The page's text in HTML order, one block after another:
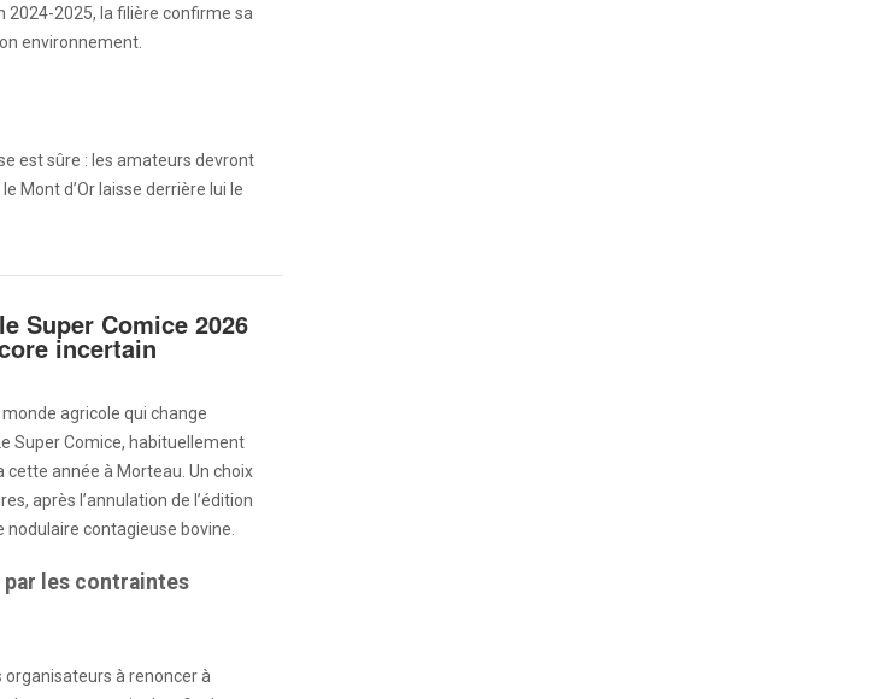
2024-2025, la filière confirme sa
environnement.
est sûre : les amateurs devront
Mont d’Or laisse derrière lui le
Super Comice 2026
incertain
agricole qui change
Super Comice, habituellement
cette année à Morteau. Un choix
après l’annulation de l’édition
contagieuse bovine.
par les contraintes
organisateurs à renoncer à